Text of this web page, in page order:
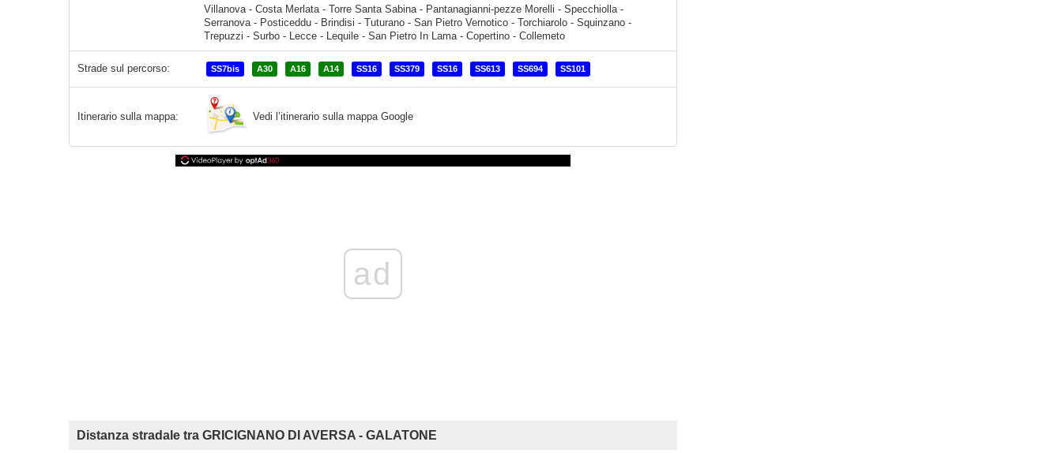
Strade sul percorso: SS7bis A30 A16 A14 SS16 SS379 SS16 SS613 SS694 SS101
Itinerario sulla mappa: Vedi l’itinerario sulla mappa Google
ad
Distanza stradale tra GRICIGNANO DI AVERSA - GALATONE